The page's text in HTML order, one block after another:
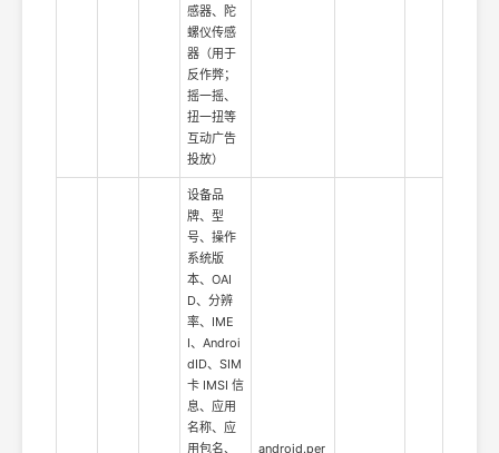
感器、陀
螺仪传感
器（用于
反作弊；
摇一摇、
扭一扭等
互动广告
投放）
设备品
牌、型
号、操作
系统版
本、OAI
D、分辨
率、IME
I、Androi
dID、SIM
卡 IMSI 信
息、应用
名称、应
用包名、
android.per